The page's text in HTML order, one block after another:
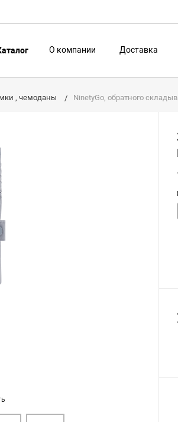
О компании Доставка
, чемоданы NinetyGo, обратного